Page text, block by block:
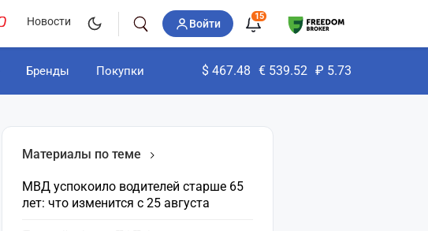
Новости Войти
15
Бренды Покупки $ 467.48 € 539.52 ₽ 5.73
Материалы по теме
МВД успокоило водителей старше 65
лет: что изменится с 25 августа